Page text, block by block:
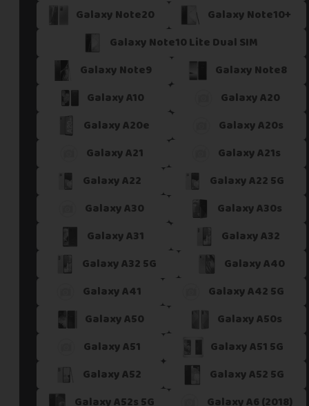
Galaxy Note20
Galaxy Note10+
Galaxy Note10 Lite Dual SIM
Galaxy Note9
Galaxy Note8
Galaxy A10
Galaxy A20
Galaxy A20e
Galaxy A20s
Galaxy A21
Galaxy A21s
Galaxy A22
Galaxy A22 5G
Galaxy A30
Galaxy A30s
Galaxy A31
Galaxy A32
Galaxy A32 5G
Galaxy A40
Galaxy A41
Galaxy A42 5G
Galaxy A50
Galaxy A50s
Galaxy A51
Galaxy A51 5G
Galaxy A52
Galaxy A52 5G
Galaxy A52s 5G
Galaxy A6 (2018)